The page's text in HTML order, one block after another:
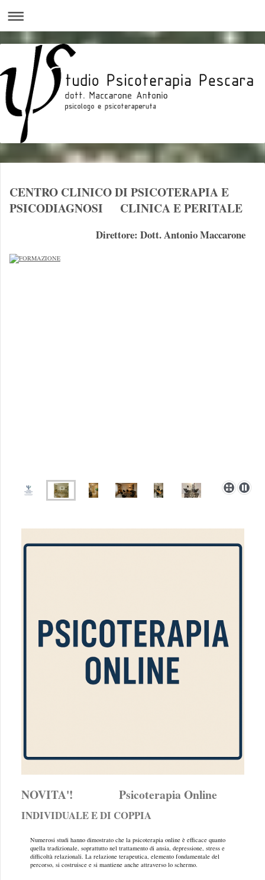
CENTRO CLINICO DI PSICOTERAPIA E
PSICODIAGNOSI CLINICA E PERITALE
Direttore: Dott. Antonio Maccarone
NOVITA'! Psicoterapia Online
INDIVIDUALE E DI COPPIA
Numerosi studi hanno dimostrato che la psicoterapia online è efficace quanto
quella tradizionale, soprattutto nel trattamento di ansia, depressione, stress e
difficoltà relazionali. La relazione terapeutica, elemento fondamentale del
percorso, si costruisce e si mantiene anche attraverso lo schermo.